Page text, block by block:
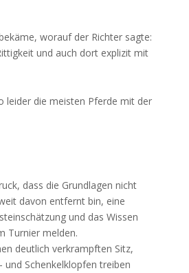
worauf der Richter sagte:
und auch dort explizit mit
leider die meisten Pferde mit der
dass die Grundlagen nicht
davon entfernt bin, eine
und das Wissen
Turnier melden.
deutlich verkrampften Sitz,
Schenkelklopfen treiben